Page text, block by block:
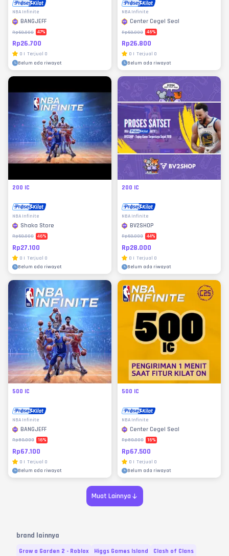
NBA Infinite
BANGJEFF
Rp50.000 47%
Rp26.700
0 | Terjual 0
Belum ada riwayat
NBA Infinite
Center Cegel Seal
Rp50.000 46%
Rp26.800
0 | Terjual 0
Belum ada riwayat
200 IC
NBA Infinite
Shaka Store
Rp50.000 46%
Rp27.100
0 | Terjual 0
Belum ada riwayat
200 IC
NBA Infinite
BV2SHOP
Rp50.000 44%
Rp28.000
0 | Terjual 0
Belum ada riwayat
500 IC
NBA Infinite
BANGJEFF
Rp80.000 16%
Rp67.100
0 | Terjual 0
Belum ada riwayat
500 IC
NBA Infinite
Center Cegel Seal
Rp80.000 16%
Rp67.500
0 | Terjual 0
Belum ada riwayat
Muat Lainnya
brand lainnya
Grow a Garden 2 - Roblox Higgs Games Island
Clash of Clans